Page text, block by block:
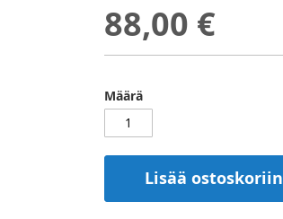
88,00 €
Määrä
Lisää ostoskoriin